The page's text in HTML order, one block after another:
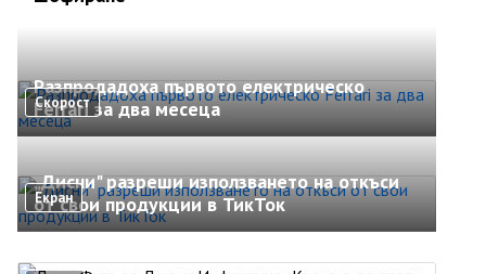
Скорост
Разпродадоха първото електрическо
Ferrari за два месеца
Екран
„Дисни" разреши използването на откъси
от свои продукции в ТикТок